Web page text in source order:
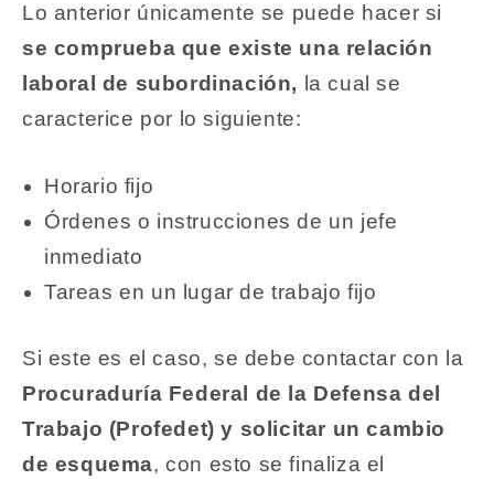
Lo anterior únicamente se puede hacer si
se comprueba que existe una relación
laboral de subordinación,
la cual se
caracterice por lo siguiente:
Horario fijo
Órdenes o instrucciones de un jefe
inmediato
Tareas en un lugar de trabajo fijo
Si este es el caso, se debe contactar con la
Procuraduría Federal de la Defensa del
Trabajo (Profedet) y solicitar un cambio
de esquema, con esto se finaliza el